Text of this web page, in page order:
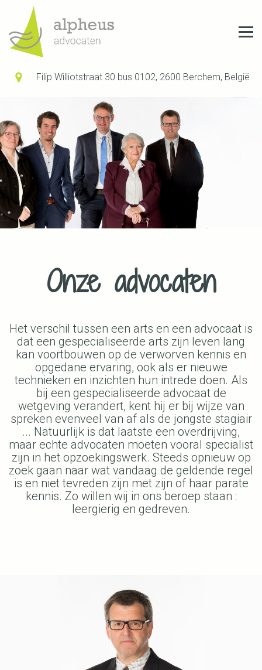
Filip Williotstraat 30 bus 0102, 2600 Berchem, België
Onze advocaten
Het verschil tussen een arts en een advocaat is
dat een gespecialiseerde arts zijn leven lang
kan voortbouwen op de verworven kennis en
opgedane ervaring, ook als er nieuwe
technieken en inzichten hun intrede doen. Als
bij een gespecialiseerde advocaat de
wetgeving verandert, kent hij er bij wijze van
spreken evenveel van af als de jongste stagiair
... Natuurlijk is dat laatste een overdrijving,
maar echte advocaten moeten vooral specialist
zijn in het opzoekingswerk. Steeds opnieuw op
zoek gaan naar wat vandaag de geldende regel
is en niet tevreden zijn met zijn of haar parate
kennis. Zo willen wij in ons beroep staan :
leergierig en gedreven.